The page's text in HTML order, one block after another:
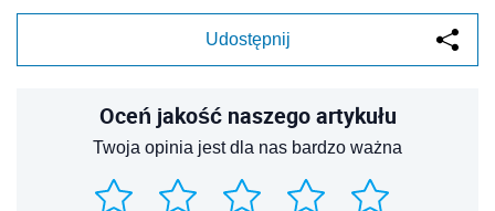
Udostępnij
Oceń jakość naszego artykułu
Twoja opinia jest dla nas bardzo ważna